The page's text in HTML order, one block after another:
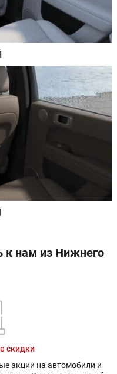
к нам из Нижнего
скидки
акции на автомобили и